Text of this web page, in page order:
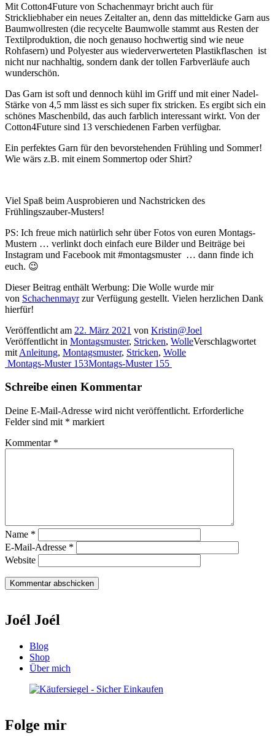
Mit Cotton4Future von Schachenmayr bricht auch für
Strickliebhaber ein neues Zeitalter an, denn das mitteldicke Garn aus
Baumwollresten (die recycelte Baumwolle stammt aus Resten der
Textilproduktion, die noch genauso hochwertig sind wie neue
Rohfasern) und Polyester aus wiederverwerteten Plastikflaschen ist
nicht nur nachhaltig, sondern dank der tollen Farbverläufe auch
wunderschön.
Das Garn ist soft und dennoch kühl im Griff und mit einer Nadel-
Stärke von 4,5 mm lässt es sich super fix stricken. Es ergibt sich ein
schönes Maschenbild, das auch farblich interessant wirkt. Von der
Cotton4Future sind 13 verschiedenen Farben verfügbar.
Ein perfektes Garn für den bevorstehenden Frühling und Sommer!
Wie wärs z.B. mit einem Sommertop oder Shirt?
Viel Spaß beim Ausprobieren und Nachstricken des
Frühlingszauber-Musters!
PS: Ich freue mich natürlich sehr über Fotos von euren Montags-
Mustern … verlinkt doch einfach eure Bilder und Beiträge bei
Instagram und Facebook mit #montagsmuster … dann finde ich
euch. 😉
Dieser Beitrag enthält Werbung: Die Wolle wurde mir
von Schachenmayrzur Verfügung gestellt. Vielen herzlichen Dank
hierfür!
Veröffentlicht am 22. März 2021 von Kristin@Joel
Veröffentlicht in Montagsmuster, Stricken, WolleVerschlagwortet
mit Anleitung, Montagsmuster, Stricken, Wolle
Beitragsnavigation
Montags-Muster 153Montags-Muster 155
Schreibe einen Kommentar
Deine E-Mail-Adresse wird nicht veröffentlicht. Erforderliche
Felder sind mit * markiert
Kommentar *
Name *
E-Mail-Adresse *
Website
Joél Joél
Blog
Shop
Über mich
Folge mir